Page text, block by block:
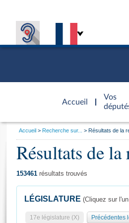
Accueil
d'accueil
Vos
Général
Vous
Accueil Recherche sur... Résultats de la
Résultats de la
153461 résultats trouvés
LÉGISLATURE (Cliquez sur
17e législature (X) Précédentes